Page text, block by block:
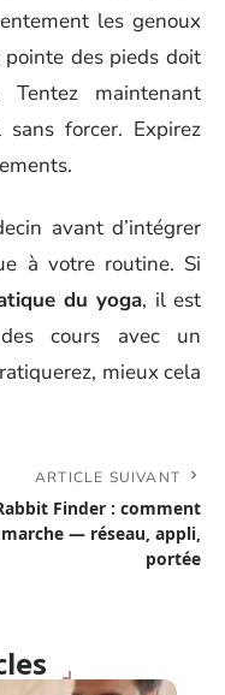
les genoux
des pieds doit
Tentez maintenant
forcer. Expirez
avant d’intégrer
à votre routine. Si
du yoga, il est
cours avec un
mieux cela
ARTICLE SUIVANT
Finder : comment
— réseau, appli,
portée